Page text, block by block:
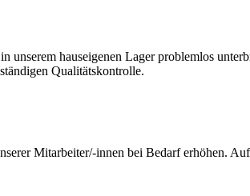
hauseigenen Lager problemlos
Qualitätskontrolle.
Mitarbeiter/-innen bei Bedarf erhöhen.